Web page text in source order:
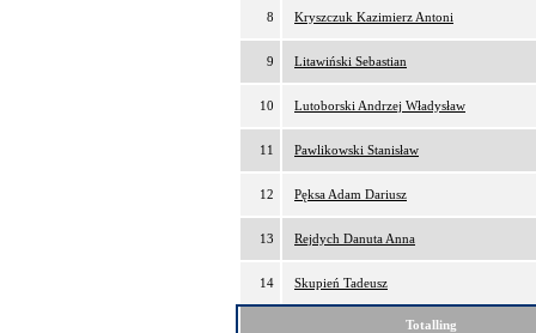
8 Kryszczuk Kazimierz Antoni
9 Litawiński Sebastian
10 Lutoborski Andrzej Władysław
11 Pawlikowski Stanisław
12 Pęksa Adam Dariusz
13 Rejdych Danuta Anna
14 Skupień Tadeusz
Totalling